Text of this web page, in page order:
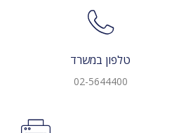
טלפון במשרד
02-5644400